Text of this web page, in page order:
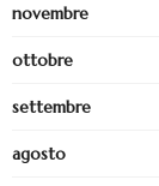
novembre
ottobre
settembre
agosto